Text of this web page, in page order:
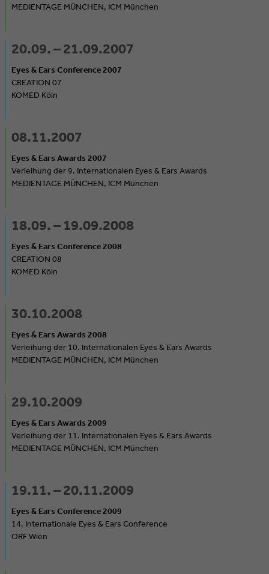
MEDIENTAGE MÜNCHEN, ICM München
20.09. – 21.09.2007
Eyes & Ears Conference 2007
CREATION 07
KOMED Köln
08.11.2007
Eyes & Ears Awards 2007
Verleihung der 9. Internationalen Eyes & Ears Awards
MEDIENTAGE MÜNCHEN, ICM München
18.09. – 19.09.2008
Eyes & Ears Conference 2008
CREATION 08
KOMED Köln
30.10.2008
Eyes & Ears Awards 2008
Verleihung der 10. Internationalen Eyes & Ears Awards
MEDIENTAGE MÜNCHEN, ICM München
29.10.2009
Eyes & Ears Awards 2009
Verleihung der 11. Internationalen Eyes & Ears Awards
MEDIENTAGE MÜNCHEN, ICM München
19.11. – 20.11.2009
Eyes & Ears Conference 2009
14. Internationale Eyes & Ears Conference
ORF Wien